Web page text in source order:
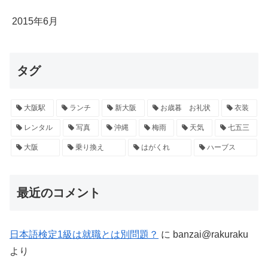
2015年6月
タグ
大阪駅 ランチ 新大阪 お歳暮 お礼状 衣装
レンタル 写真 沖縄 梅雨 天気 七五三
大阪 乗り換え はがくれ ハーブス
最近のコメント
日本語検定1級は就職とは別問題？ に banzai@rakuraku
より